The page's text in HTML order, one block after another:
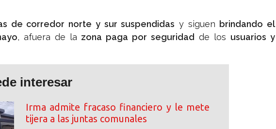
de corredor norte y sur suspendidas y siguen brindando el
, afuera de la zona paga por seguridad de los usuarios y
interesar
Irma admite fracaso financiero y le mete
tijera a las juntas comunales